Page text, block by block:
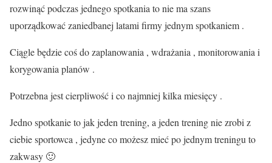
rozwinąć podczas jednego spotkania to nie ma szans
uporządkować zaniedbanej latami firmy jednym spotkaniem .
Ciągle będzie coś do zaplanowania , wdrażania , monitorowania i
korygowania planów .
Potrzebna jest cierpliwość i co najmniej kilka miesięcy .
Jedno spotkanie to jak jeden trening, a jeden trening nie zrobi z
ciebie sportowca , jedyne co możesz mieć po jednym treningu to
zakwasy 🙂